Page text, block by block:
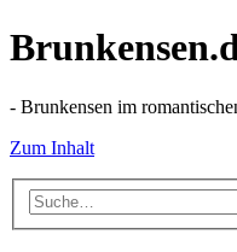
- Brunkensen im
Zum Inhalt